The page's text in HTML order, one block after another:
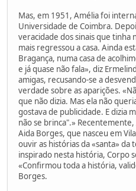
Mas, em 1951, Amélia foi
Universidade de Coimbra.
veracidade dos sinais que tinha
mais regressou a casa. Ainda
Bragança, numa casa de
e já quase não fala», diz
amigas, recusando-se a
verdade sobre as aparições.
que não dizia. Mas ela não
gostava de publicidade. E dizia
não se brinca".»
Aida Borges, que nasceu em
ouvir as histórias da «santa»
inspirado nesta história, Corpo
«Confirmou toda a história,
Borges.